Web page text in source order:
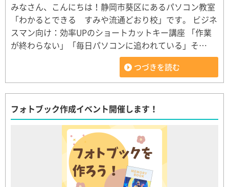
みなさん、こんにちは！静岡市葵区にあるパソコン教室
「わかるとできる すみや流通どおり校」です。 ビジネ
スマン向け：効率UPのショートカットキー講座 「作業
が終わらない」「毎日パソコンに追われている」そ…
つづきを読む
フォトブック作成イベント開催します！